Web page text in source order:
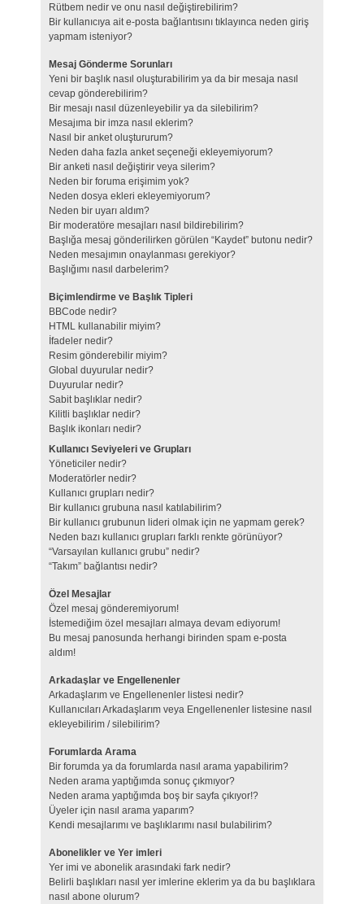
Rütbem nedir ve onu nasıl değiştirebilirim?
Bir kullanıcıya ait e-posta bağlantısını tıklayınca neden giriş
yapmam isteniyor?
Mesaj Gönderme Sorunları
Yeni bir başlık nasıl oluşturabilirim ya da bir mesaja nasıl
cevap gönderebilirim?
Bir mesajı nasıl düzenleyebilir ya da silebilirim?
Mesajıma bir imza nasıl eklerim?
Nasıl bir anket oluştururum?
Neden daha fazla anket seçeneği ekleyemiyorum?
Bir anketi nasıl değiştirir veya silerim?
Neden bir foruma erişimim yok?
Neden dosya ekleri ekleyemiyorum?
Neden bir uyarı aldım?
Bir moderatöre mesajları nasıl bildirebilirim?
Başlığa mesaj gönderilirken görülen “Kaydet” butonu nedir?
Neden mesajımın onaylanması gerekiyor?
Başlığımı nasıl darbelerim?
Biçimlendirme ve Başlık Tipleri
BBCode nedir?
HTML kullanabilir miyim?
İfadeler nedir?
Resim gönderebilir miyim?
Global duyurular nedir?
Duyurular nedir?
Sabit başlıklar nedir?
Kilitli başlıklar nedir?
Başlık ikonları nedir?
Kullanıcı Seviyeleri ve Grupları
Yöneticiler nedir?
Moderatörler nedir?
Kullanıcı grupları nedir?
Bir kullanıcı grubuna nasıl katılabilirim?
Bir kullanıcı grubunun lideri olmak için ne yapmam gerek?
Neden bazı kullanıcı grupları farklı renkte görünüyor?
“Varsayılan kullanıcı grubu” nedir?
“Takım” bağlantısı nedir?
Özel Mesajlar
Özel mesaj gönderemiyorum!
İstemediğim özel mesajları almaya devam ediyorum!
Bu mesaj panosunda herhangi birinden spam e-posta
aldım!
Arkadaşlar ve Engellenenler
Arkadaşlarım ve Engellenenler listesi nedir?
Kullanıcıları Arkadaşlarım veya Engellenenler listesine nasıl
ekleyebilirim / silebilirim?
Forumlarda Arama
Bir forumda ya da forumlarda nasıl arama yapabilirim?
Neden arama yaptığımda sonuç çıkmıyor?
Neden arama yaptığımda boş bir sayfa çıkıyor!?
Üyeler için nasıl arama yaparım?
Kendi mesajlarımı ve başlıklarımı nasıl bulabilirim?
Abonelikler ve Yer imleri
Yer imi ve abonelik arasındaki fark nedir?
Belirli başlıkları nasıl yer imlerine eklerim ya da bu başlıklara
nasıl abone olurum?